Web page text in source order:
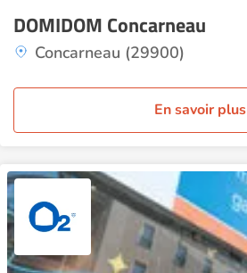
DOMIDOM Concarneau
Concarneau (29900)
En savoir plus